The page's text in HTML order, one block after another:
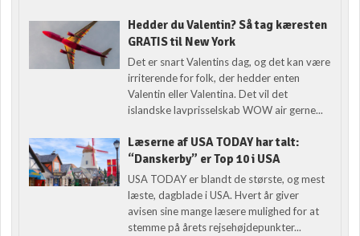
Hedder du Valentin? Så tag kæresten
GRATIS til New York
Det er snart Valentins dag, og det kan være
irriterende for folk, der hedder enten
Valentin eller Valentina. Det vil det
islandske lavprisselskab WOW air gerne...
Læserne af USA TODAY har talt:
“Danskerby” er Top 10 i USA
USA TODAY er blandt de største, og mest
læste, dagblade i USA. Hvert år giver
avisen sine mange læsere mulighed for at
stemme på årets rejsehøjdepunkter...